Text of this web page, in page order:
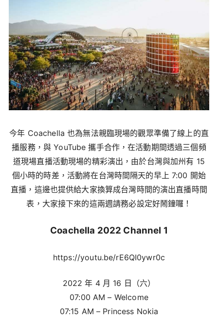
今年 Coachella 也為無法親臨現場的觀眾準備了線上的直
播服務，與 YouTube 攜手合作，在活動期間透過三個頻
道現場直播活動現場的精彩演出，由於台灣與加州有 15
個小時的時差，活動將在台灣時間隔天的早上 7:00 開始
直播，這邊也提供給大家換算成台灣時間的演出直播時間
表，大家接下來的這兩週請務必設定好鬧鐘囉！
Coachella 2022 Channel 1
https://youtu.be/rE6QI0ywr0c
2022 年 4 月 16 日（六）
07:00 AM – Welcome
07:15 AM – Princess Nokia